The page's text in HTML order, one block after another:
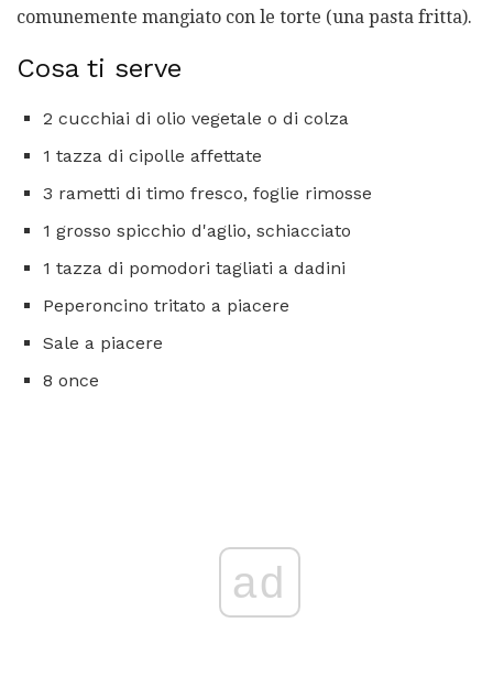
comunemente mangiato con le torte (una pasta fritta).
Cosa ti serve
2 cucchiai di olio vegetale o di colza
1 tazza di cipolle affettate
3 rametti di timo fresco, foglie rimosse
1 grosso spicchio d'aglio, schiacciato
1 tazza di pomodori tagliati a dadini
Peperoncino tritato a piacere
Sale a piacere
8 once
ad